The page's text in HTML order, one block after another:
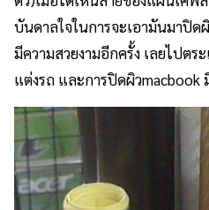
บันดาลใจในการจะเอามันมาปิด
มีความสวยงามอีกครั้ง เลยไปต
แต่งรถ และการปิดผิว